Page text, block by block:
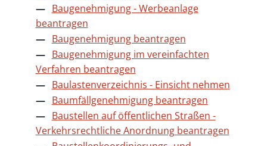
Baugenehmigung - Werbeanlage
beantragen
Baugenehmigung beantragen
Baugenehmigung im vereinfachten
Verfahren beantragen
Baulastenverzeichnis - Einsicht nehmen
Baumfällgenehmigung beantragen
Baustellen auf öffentlichen Straßen -
Verkehrsrechtliche Anordnung beantragen